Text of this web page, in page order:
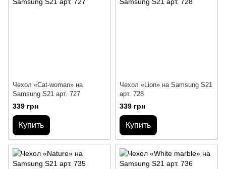
Чехол «Cat-woman» на
Samsung S21 арт. 727
339 грн
Купить
Чехол «Lion» на Samsung S21
арт. 728
339 грн
Купить